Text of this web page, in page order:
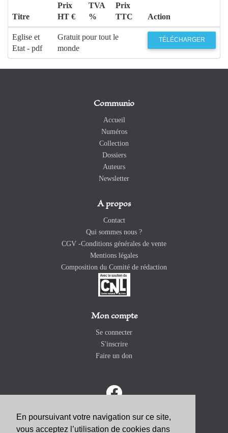
En poursuivant votre navigation sur ce site,
vous acceptez l’utilisation de cookies dans
Titre
Prix
HT €
TVA
%
Prix
TTC
Action
Eglise et
Etat - pdf
Gratuit pour tout le
monde
TÉLÉCHARGER
Communio
Accueil
Numéros
Collection
Dossiers
Auteurs
Newsletter
A propos
Contact
Qui sommes nous ?
CGV -Conditions générales de vente
Mentions légales
Composition du Comité de rédaction
Mon compte
Se connecter
S'inscrire
Faire un don
ABONNEZ-VOUS